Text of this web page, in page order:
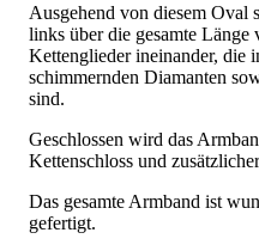
Ausgehend von diesem Oval
links über die gesamte
Kettenglieder ineinander, die
schimmernden Diamanten
sind.
Geschlossen wird das
Kettenschloss und
Das gesamte Armband ist
gefertigt.